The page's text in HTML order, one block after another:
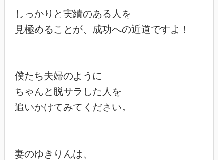
しっかりと実績のある人を
見極めることが、成功への近道ですよ！
僕たち夫婦のように
ちゃんと脱サラした人を
追いかけてみてください。
妻のゆきりんは、